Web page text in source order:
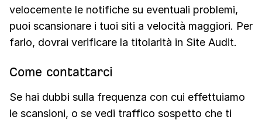
velocemente le notifiche su eventuali problemi,
puoi scansionare i tuoi siti a velocità maggiori. Per
farlo, dovrai verificare la titolarità in Site Audit.
Come contattarci
Se hai dubbi sulla frequenza con cui effettuiamo
le scansioni, o se vedi traffico sospetto che ti